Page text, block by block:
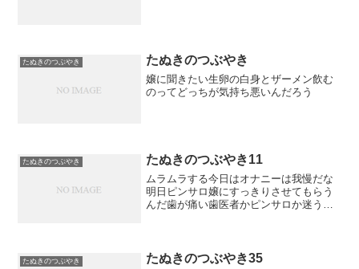
たぬきのつぶやき たぬきのつぶやき
嬢に聞きたい生卵の白身とザーメン飲む
のってどっちが気持ち悪いんだろう
たぬきのつぶやき たぬきのつぶやき11
ムラムラする今日はオナニーは我慢だな
明日ピンサロ嬢にすっきりさせてもらう
んだ歯が痛い歯医者かピンサロか迷うな
たぬきのつぶやき たぬきのつぶやき35